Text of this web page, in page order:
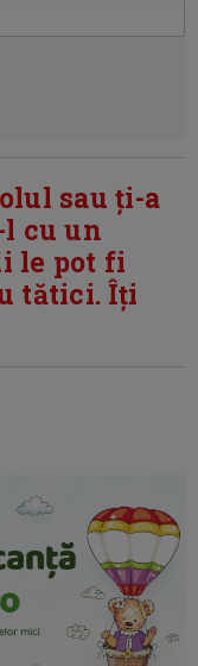
sau ți-a
l cu un
le pot fi
tătici. Îți